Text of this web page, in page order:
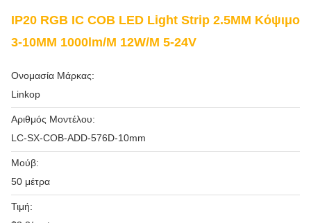
IP20 RGB IC COB LED Light Strip 2.5MM Κόψιμο
3-10MM 1000lm/M 12W/M 5-24V
Ονομασία Μάρκας:
Linkop
Αριθμός Μοντέλου:
LC-SX-COB-ADD-576D-10mm
Μούβ:
50 μέτρα
Τιμή: